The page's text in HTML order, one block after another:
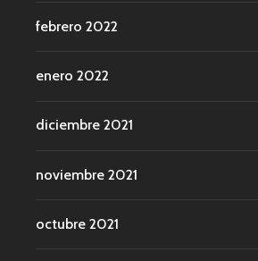
febrero 2022
enero 2022
diciembre 2021
noviembre 2021
octubre 2021